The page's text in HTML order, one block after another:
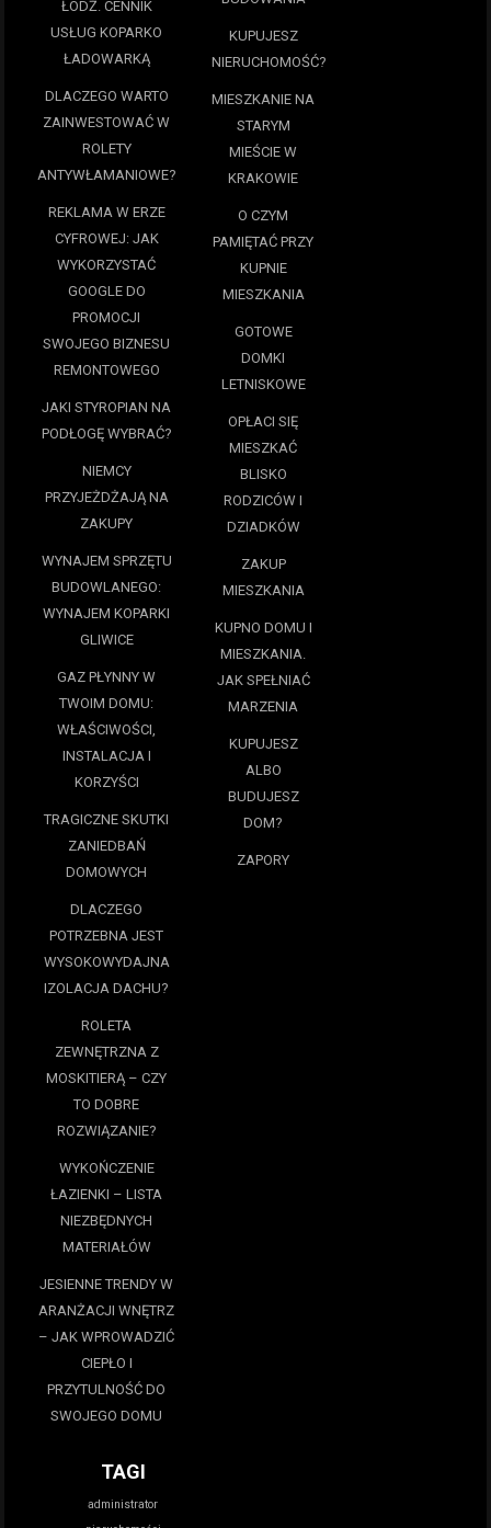
ŁÓDŹ. CENNIK
USŁUG KOPARKO
ŁADOWARKĄ
DLACZEGO WARTO
ZAINWESTOWAĆ W
ROLETY
ANTYWŁAMANIOWE?
REKLAMA W ERZE
CYFROWEJ: JAK
WYKORZYSTAĆ
GOOGLE DO
PROMOCJI
SWOJEGO BIZNESU
REMONTOWEGO
JAKI STYROPIAN NA
PODŁOGĘ WYBRAĆ?
NIEMCY
PRZYJEŻDŻAJĄ NA
ZAKUPY
WYNAJEM SPRZĘTU
BUDOWLANEGO:
WYNAJEM KOPARKI
GLIWICE
GAZ PŁYNNY W
TWOIM DOMU:
WŁAŚCIWOŚCI,
INSTALACJA I
KORZYŚCI
TRAGICZNE SKUTKI
ZANIEDBAŃ
DOMOWYCH
DLACZEGO
POTRZEBNA JEST
WYSOKOWYDAJNA
IZOLACJA DACHU?
ROLETA
ZEWNĘTRZNA Z
MOSKITIERĄ – CZY
TO DOBRE
ROZWIĄZANIE?
WYKOŃCZENIE
ŁAZIENKI – LISTA
NIEZBĘDNYCH
MATERIAŁÓW
JESIENNE TRENDY W
ARANŻACJI WNĘTRZ
– JAK WPROWADZIĆ
CIEPŁO I
PRZYTULNOŚĆ DO
SWOJEGO DOMU
KUPUJESZ
NIERUCHOMOŚĆ?
MIESZKANIE NA
STARYM
MIEŚCIE W
KRAKOWIE
O CZYM
PAMIĘTAĆ PRZY
KUPNIE
MIESZKANIA
GOTOWE
DOMKI
LETNISKOWE
OPŁACI SIĘ
MIESZKAĆ
BLISKO
RODZICÓW I
DZIADKÓW
ZAKUP
MIESZKANIA
KUPNO DOMU I
MIESZKANIA.
JAK SPEŁNIAĆ
MARZENIA
KUPUJESZ
ALBO
BUDUJESZ
DOM?
ZAPORY
TAGI
administrator